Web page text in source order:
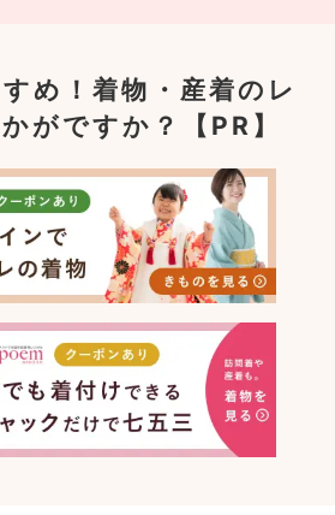
め！着物・産着のレ
がですか？【PR】